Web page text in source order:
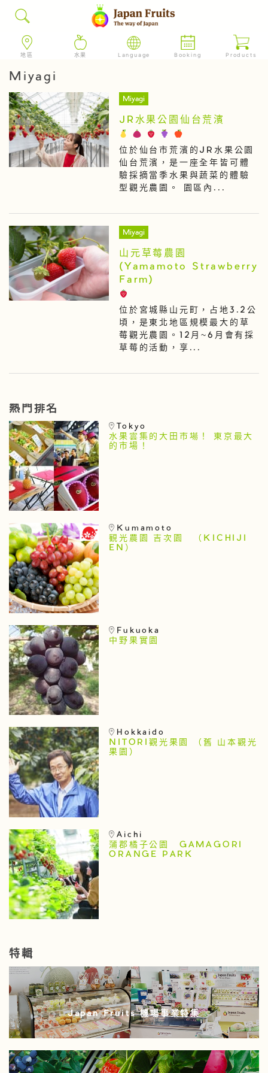
地區 水果 Language Booking Products
Miyagi
Miyagi
JR水果公園仙台荒濱
位於仙台市荒濱的JR水果公園
仙台荒濱，是一座全年皆可體
驗採摘當季水果與蔬菜的體驗
型觀光農園。 園區內...
Miyagi
山元草莓農園
(Yamamoto Strawberry
Farm)
位於宮城縣山元町，占地3.2公
頃，是東北地區規模最大的草
莓觀光農園。12月~6月會有採
草莓的活動，享...
熱門排名
Tokyo
水果雲集的大田市場！ 東京最大
的市場！
Kumamoto
観光農園 吉次園 （KICHIJI
EN）
Fukuoka
中野果實園
Hokkaido
NITORI觀光果園 （舊 山本觀光
果園）
Aichi
蒲郡橘子公園 GAMAGORI
ORANGE PARK
特輯
Japan Fruits 機場事業特集